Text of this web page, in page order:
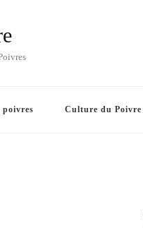
poivres Culture du Poivre